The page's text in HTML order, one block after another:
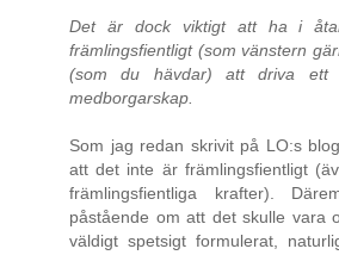
Det är dock viktigt att ha i
främlingsfientligt (som vänstern
(som du hävdar) att driva ett
medborgarskap.
Som jag redan skrivit på LO:s
att det inte är främlingsfientligt
främlingsfientliga krafter).
påstående om att det skulle vara
väldigt spetsigt formulerat,